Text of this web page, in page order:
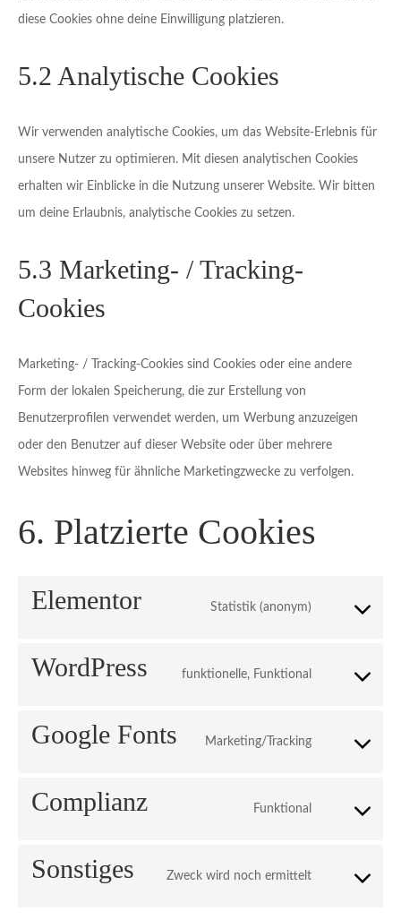
diese Cookies ohne deine Einwilligung platzieren.
5.2 Analytische Cookies
Wir verwenden analytische Cookies, um das Website-Erlebnis für
unsere Nutzer zu optimieren. Mit diesen analytischen Cookies
erhalten wir Einblicke in die Nutzung unserer Website. Wir bitten
um deine Erlaubnis, analytische Cookies zu setzen.
5.3 Marketing- / Tracking-
Cookies
Marketing- / Tracking-Cookies sind Cookies oder eine andere
Form der lokalen Speicherung, die zur Erstellung von
Benutzerprofilen verwendet werden, um Werbung anzuzeigen
oder den Benutzer auf dieser Website oder über mehrere
Websites hinweg für ähnliche Marketingzwecke zu verfolgen.
6. Platzierte Cookies
Elementor
Statistik (anonym)
service
WordPress
funktionelle, Funktional
service
Google Fonts
Marketing/Tracking
service
Complianz
Funktional
service
Sonstiges
Zweck wird noch ermittelt